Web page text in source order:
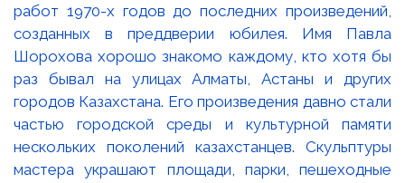
работ 1970-х годов до последних произведений,
созданных в преддверии юбилея. Имя Павла
Шорохова хорошо знакомо каждому, кто хотя бы
раз бывал на улицах Алматы, Астаны и других
городов Казахстана. Его произведения давно стали
частью городской среды и культурной памяти
нескольких поколений казахстанцев. Скульптуры
мастера украшают площади, парки, пешеходные